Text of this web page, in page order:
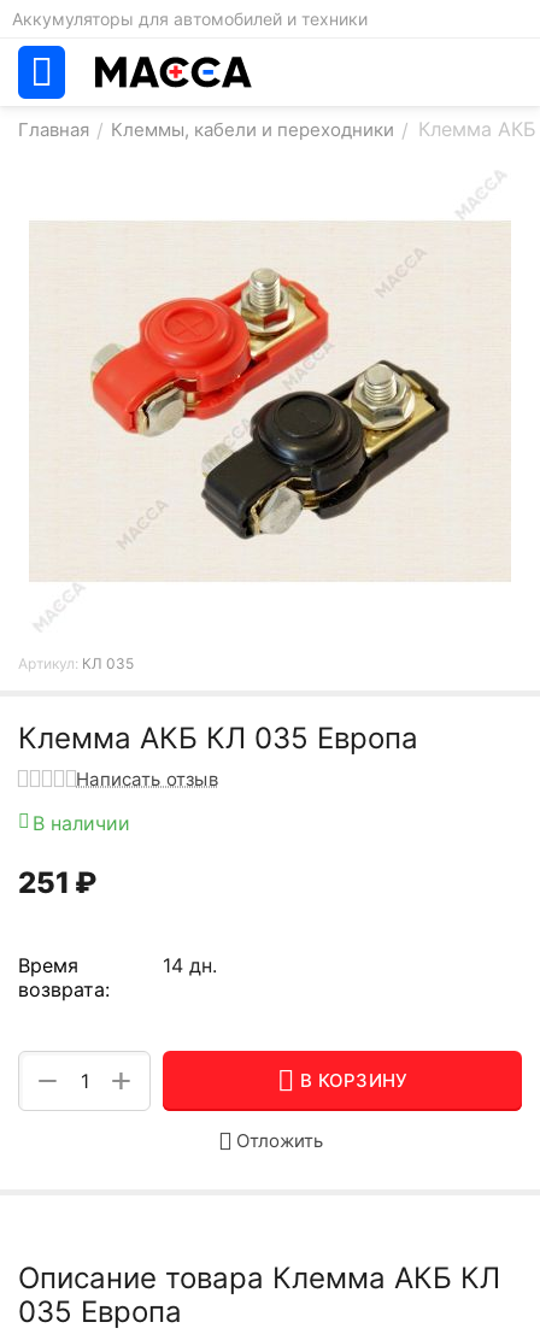
Аккумуляторы для автомобилей и техники
Главная / Клеммы, кабели и переходники / Клемма
Артикул: КЛ 035
Клемма АКБ КЛ 035 Европа
Написать отзыв
В наличии
251 ₽
Время
возврата:
14 дн.
+
− В КОРЗИНУ
Отложить
Описание товара Клемма АКБ КЛ
035 Европа